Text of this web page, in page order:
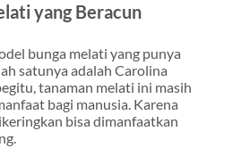
yang Beracun
bunga melati yang punya
satunya adalah Carolina
tanaman melati ini masih
bagi manusia. Karena
bisa dimanfaatkan